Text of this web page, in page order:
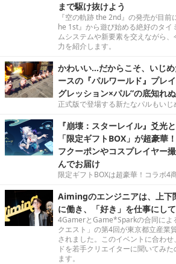
まで駆け抜けよう
『空の軌跡 the 2nd』の発売が目
he 1st』から遊び始める絶好のタイ
ムシステムや新要素を交えながら
力を紹介します。
かわいい…だからこそ、いじ
ースの『パルワールド』プレ
グレッション×パル”の底知れ
正式版で登場する新たなパルもいじ
『崩壊：スターレイル』爻光
「限定ギフトBOX」が超豪華
フクーポンやコスプレイヤー
んでお届け
限定ギフトBOXは超豪華！コラボ4
Aimingのエンジニアは、上下
に働き、「好き」を仕事にし
4GamerとGame*Sparkの合同によ
クエスト」の第4回が東京都立産業
されました。このイベントに合わ
ドを若手クリエイターに聞いてみ
ます。